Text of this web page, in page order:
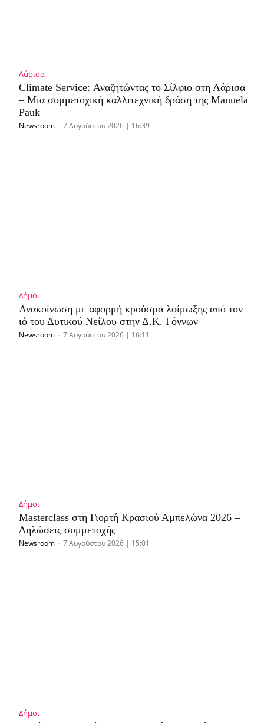
Λάρισα
Climate Service: Αναζητώντας το Σίλφιο στη Λάρισα
– Μια συμμετοχική καλλιτεχνική δράση της Manuela
Pauk
Newsroom - 7 Αυγούστου 2026 | 16:39
Δήμοι
Ανακοίνωση με αφορμή κρούσμα λοίμωξης από τον
ιό του Δυτικού Νείλου στην Δ.Κ. Γόννων
Newsroom - 7 Αυγούστου 2026 | 16:11
Δήμοι
Masterclass στη Γιορτή Κρασιού Αμπελώνα 2026 –
Δηλώσεις συμμετοχής
Newsroom - 7 Αυγούστου 2026 | 15:01
Δήμοι